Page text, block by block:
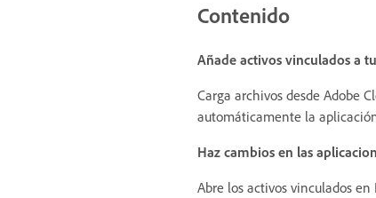
Contenido
Añade activos vinculados a
Carga archivos desde Adobe
automáticamente la
Haz cambios en las
Abre los activos vinculados